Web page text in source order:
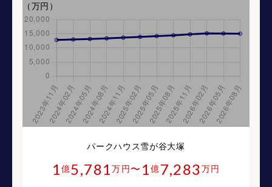
パークハウス雪が谷大塚
1億5,781万円 〜 1億7,283万円
（万円）